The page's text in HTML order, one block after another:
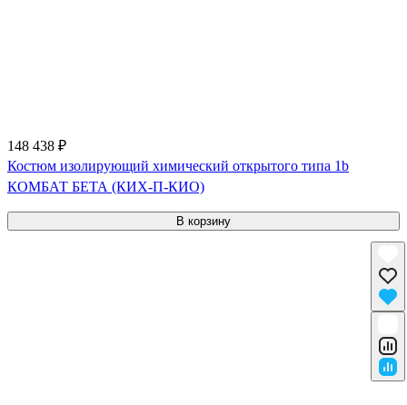
148 438 ₽
Костюм изолирующий химический открытого типа 1b
КОМБАТ БЕТА (КИХ-П-КИО)
В корзину